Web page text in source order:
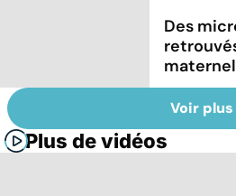
Des
Voir plus
Plus de vidéos